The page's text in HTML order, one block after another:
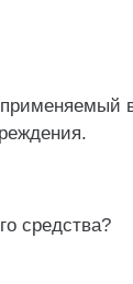
средства?